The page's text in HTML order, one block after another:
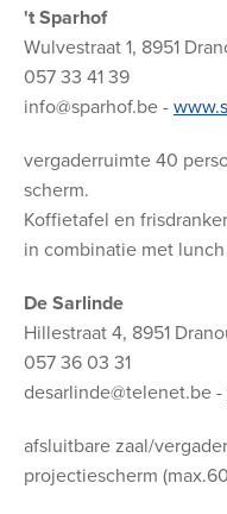
't Sparhof
Wulvestraat 1, 8951
057 33 41 39
info@sparhof.be -
vergaderruimte 40
scherm.
Koffietafel en
in combinatie met
De Sarlinde
Hillestraat 4, 8951
057 36 03 31
desarlinde@telenet.be -
afsluitbare zaal/
projectiescherm